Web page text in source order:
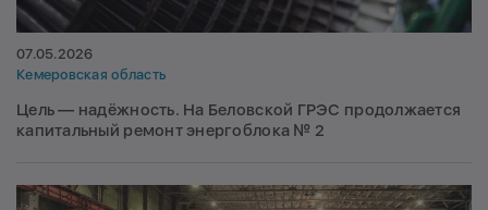
07.05.2026
Кемеровская область
Цель — надёжность. На Беловской ГРЭС продолжается
капитальный ремонт энергоблока № 2